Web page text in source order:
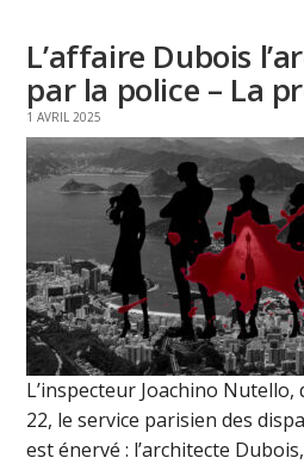
L’affaire Dubois
par la police – La
1 AVRIL 2025
L’inspecteur Joachino
22, le service parisien des
est énervé : l’architecte